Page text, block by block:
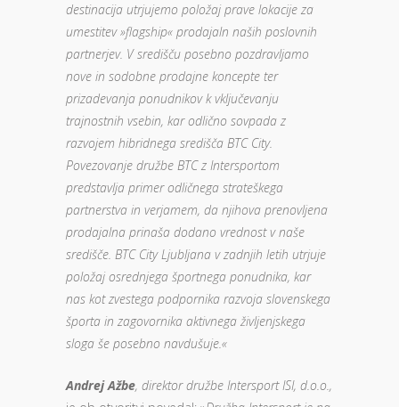
destinacija utrjujemo položaj prave lokacije za
umestitev »flagship« prodajaln naših poslovnih
partnerjev. V središču posebno pozdravljamo
nove in sodobne prodajne koncepte ter
prizadevanja ponudnikov k vključevanju
trajnostnih vsebin, kar odlično sovpada z
razvojem hibridnega središča BTC City.
Povezovanje družbe BTC z Intersportom
predstavlja primer odličnega strateškega
partnerstva in verjamem, da njihova prenovljena
prodajalna prinaša dodano vrednost v naše
središče. BTC City Ljubljana v zadnjih letih utrjuje
položaj osrednjega športnega ponudnika, kar
nas kot zvestega podpornika razvoja slovenskega
športa in zagovornika aktivnega življenjskega
sloga še posebno navdušuje.«
Andrej Ažbe, direktor družbe Intersport ISI, d.o.o.,